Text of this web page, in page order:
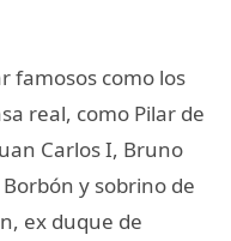
famosos como los
real, como Pilar de
Carlos I, Bruno
y sobrino de
ex duque de